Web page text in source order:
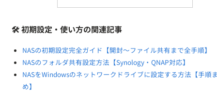
🛠️ 初期設定・使い方の関連記事
NASの初期設定完全ガイド【開封〜ファイル共有まで全手順】
NASのフォルダ共有設定方法【Synology・QNAP対応】
NASをWindowsのネットワークドライブに設定する方法【手順
め】